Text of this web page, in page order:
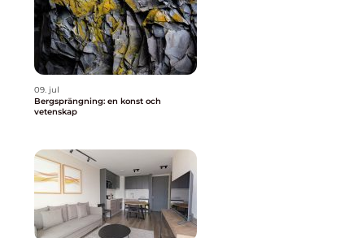
09. jul
Bergsprängning: en konst och
vetenskap